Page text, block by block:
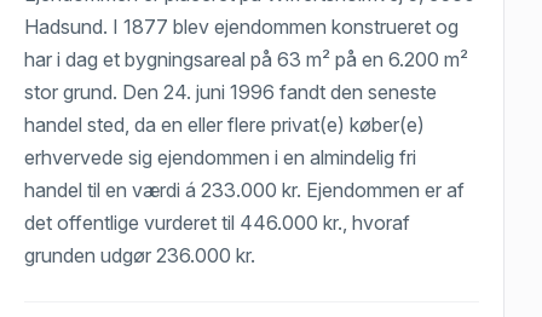
Hadsund. I 1877 blev ejendommen konstrueret og
har i dag et bygningsareal på 63 m² på en 6.200 m²
stor grund. Den 24. juni 1996 fandt den seneste
handel sted, da en eller flere privat(e) køber(e)
erhvervede sig ejendommen i en almindelig fri
handel til en værdi á 233.000 kr. Ejendommen er af
det offentlige vurderet til 446.000 kr., hvoraf
grunden udgør 236.000 kr.